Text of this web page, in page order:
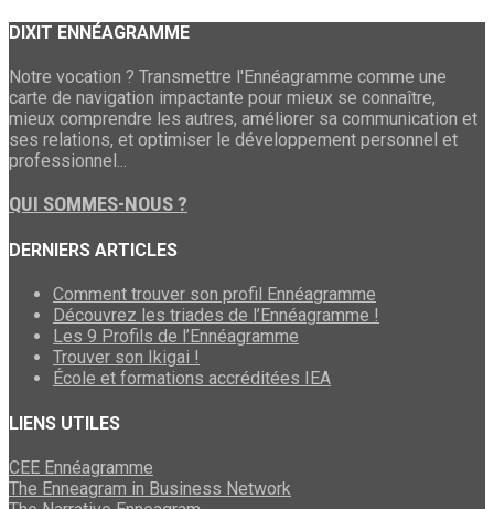
DIXIT ENNÉAGRAMME
Notre vocation ? Transmettre l'Ennéagramme comme une
carte de navigation impactante pour mieux se connaître,
mieux comprendre les autres, améliorer sa communication et
ses relations, et optimiser le développement personnel et
professionnel...
QUI SOMMES-NOUS ?
DERNIERS ARTICLES
Comment trouver son profil Ennéagramme
Découvrez les triades de l’Ennéagramme !
Les 9 Profils de l’Ennéagramme
Trouver son Ikigai !
École et formations accréditées IEA
LIENS UTILES
CEE Ennéagramme
The Enneagram in Business Network